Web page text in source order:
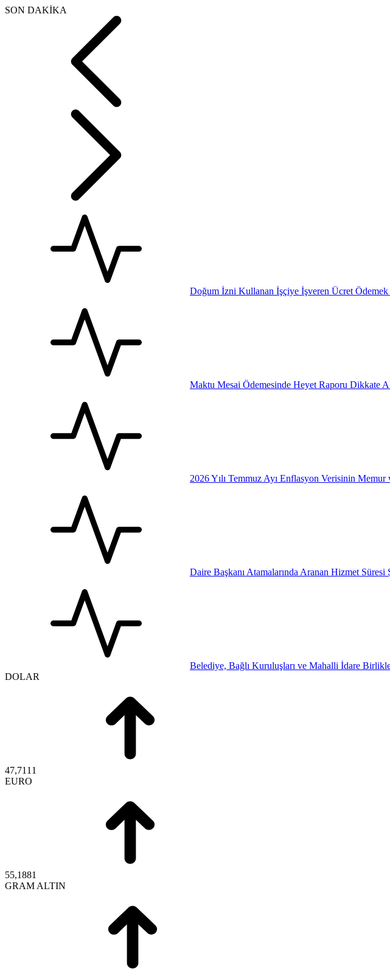
SON DAKİKA
Doğum İzni Kullanan İşçiye İşveren Ücret Ödemek
Maktu Mesai Ödemesinde Heyet Raporu Dikkate
2026 Yılı Temmuz Ayı Enflasyon Verisinin Memur
Daire Başkanı Atamalarında Aranan Hizmet Süresi
Belediye, Bağlı Kuruluşları ve Mahalli İdare
DOLAR
47,7111
EURO
55,1881
GRAM ALTIN